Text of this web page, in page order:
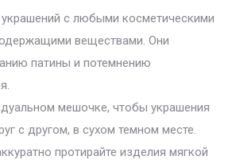
украшений с любыми косметическими
веществами. Они
патины и потемнению
мешочке, чтобы украшения
с другом, в сухом темном месте.
протирайте изделия мягкой